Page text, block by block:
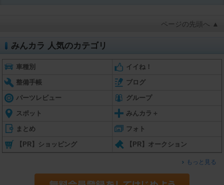
ページの先頭へ ▲
みんカラ 人気のカテゴリ
車種別 イイね！
整備手帳 ブログ
パーツレビュー グループ
スポット みんカラ＋
まとめ フォト
【PR】ショッピング 【PR】オークション
もっと見る